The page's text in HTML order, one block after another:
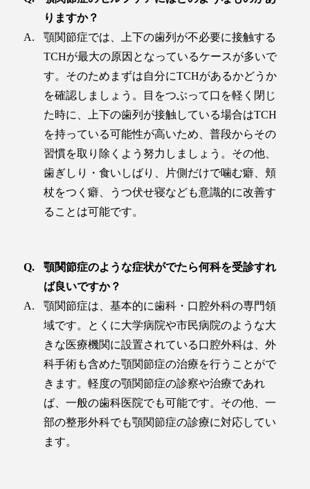
りますか？
顎関節症では、上下の歯列が不必要に接触する
TCHが最大の原因となっているケースが多いで
す。そのためまずは自分にTCHがあるかどうか
を確認しましょう。目をつぶって口を軽く閉じ
た時に、上下の歯列が接触している場合はTCH
を持っている可能性が高いため、普段からその
習慣を取り除くよう努力しましょう。その他、
歯ぎしり・食いしばり、片側だけで噛む癖、頬
杖をつく癖、うつ伏せ寝なども意識的に改善す
ることは可能です。
顎関節症のような症状がでたら何科を受診すれ
ば良いですか？
顎関節症は、基本的に歯科・口腔外科の専門領
域です。とくに大学病院や市民病院のような大
きな医療機関に設置されている口腔外科は、外
科手術も含めた顎関節症の治療を行うことがで
きます。軽度の顎関節症の診察や治療であれ
ば、一般の歯科医院でも可能です。その他、一
部の整形外科でも顎関節症の診療に対応してい
ます。